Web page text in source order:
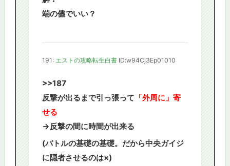
端の儘でいい？
191: エストの攻略転生白書 ID:w94Cj3Ep01010
>>187
反撃が出るまで引っ張って 「外周に」寄
せる
→反撃の間に時間が出来る
(バトルの基礎の基礎。だから中央ガイジ
に隠者させるのは×)